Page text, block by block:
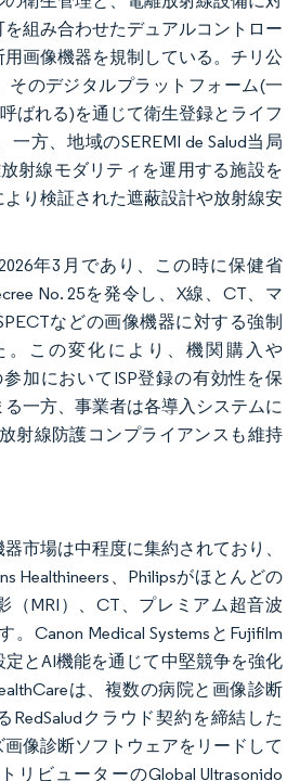
組み合わせたデュアルコントロー
画像機器を規制している。チリ公
そのデジタルプラットフォーム(一
ばれる)を通じて衛生登録とライフ
方、地域のSEREMI de Salud当局
射線モダリティを運用する施設を
り検証された遮蔽設計や放射線安
年3月であり、この時に保健省
No. 25を発令し、X線、CT、マ
などの画像機器に対する強制
。この変化により、機関購入や
加においてISP登録の有効性を保
一方、事業者は各導入システムに
射線防護コンプライアンスも維持
市場は中程度に集約されており、
Healthineers、Philipsがほとんどの
（MRI）、CT、プレミアム超音波
Canon Medical SystemsとFujifilm
とAI機能を通じて中堅競争を強化
は、複数の病院と画像診断
RedSaludクラウド契約を締結した
像診断ソフトウェアをリードして
リビューターのGlobal Ultrasonido